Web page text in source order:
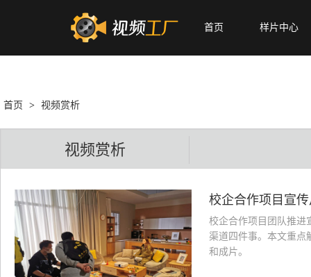
首页 样片中心
首页 > 视频赏析
视频赏析
校企合作项目宣
校企合作项目团队推进
渠道四件事。本文重点
和成片。